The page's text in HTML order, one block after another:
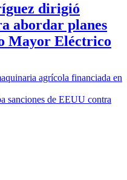
dirigió
abordar planes
Mayor Eléctrico
agrícola financiada en
sanciones de EEUU contra